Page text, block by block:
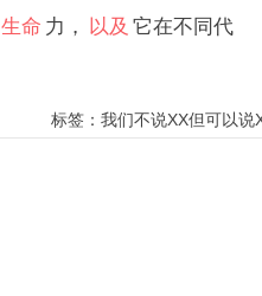
生命 力， 以及 它在不同代
标签：我们不说XX但可以说